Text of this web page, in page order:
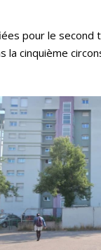
pour le
la cinquième